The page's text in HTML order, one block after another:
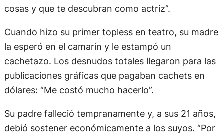
cosas y que te descubran como actriz”.
Cuando hizo su primer topless en teatro, su madre
la esperó en el camarín y le estampó un
cachetazo. Los desnudos totales llegaron para las
publicaciones gráficas que pagaban cachets en
dólares: “Me costó mucho hacerlo”.
Su padre falleció tempranamente y, a sus 21 años,
debió sostener económicamente a los suyos. “Por